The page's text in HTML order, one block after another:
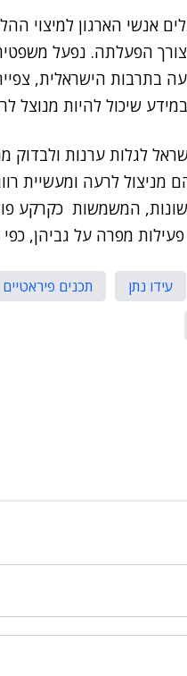
אנשי הארגון למיצוי
הפעלתה. נפעל
בתרבות הישראלית,
שיכול להיות מנוצל
לגלות ערנות ולבדוק
מניצול לרעה ומעשיית
המשמשות כקרקע
מפרה על גביהן, כפי
עידו נתן תכנים פיראטיים